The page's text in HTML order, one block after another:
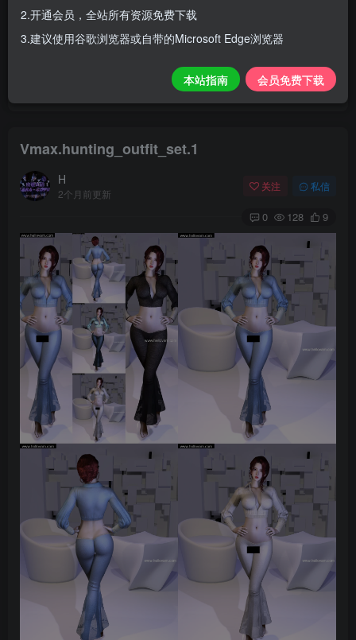
开通会员【免费下载】全站资源！
1.为了资源不失效！请不要在线解压！
3.有任何问题请联系客服或评论留言。
Vmax.hunting_outfit_set.1
H
2个月前更新
关注 私信
0 128 9
2.开通会员，全站所有资源免费下载
3.建议使用谷歌浏览器或自带的Microsoft Edge浏览器
本站指南 会员免费下载